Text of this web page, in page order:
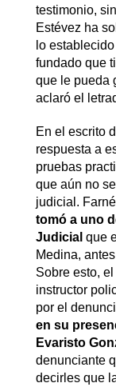
testimonio,
Estévez ha
lo
fundado que
que le pueda
aclaró el
En el escrito
respuesta a
pruebas
que aún no
judicial.
tomó a uno
Judicial que
Medina,
Sobre esto,
instructor
por el
en su
Evaristo
denunciante
decirles que